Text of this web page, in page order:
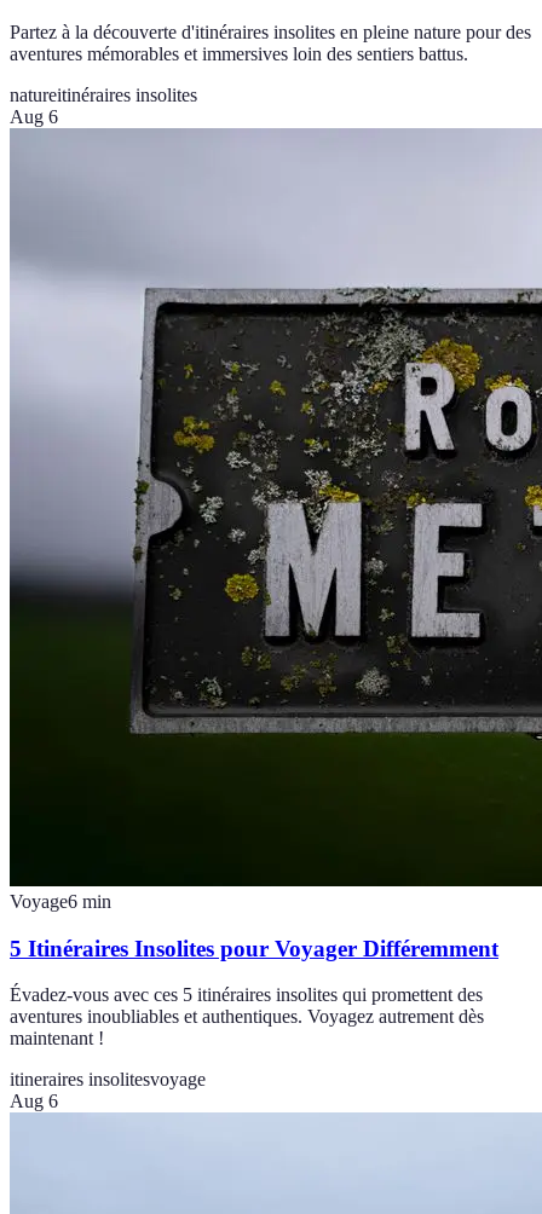
Partez à la découverte d'itinéraires insolites en pleine nature pour des
aventures mémorables et immersives loin des sentiers battus.
natureitinéraires insolites
Aug 6
Voyage6 min
5 Itinéraires Insolites pour Voyager Différemment
Évadez-vous avec ces 5 itinéraires insolites qui promettent des
aventures inoubliables et authentiques. Voyagez autrement dès
maintenant !
itineraires insolitesvoyage
Aug 6